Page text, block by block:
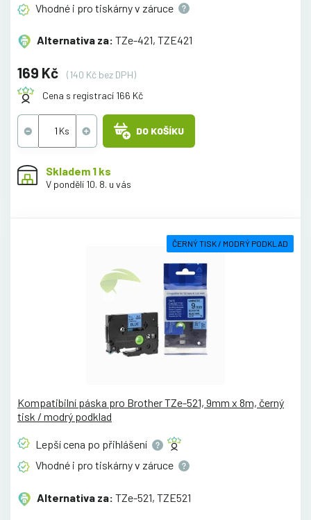
Vhodné i pro tiskárny v záruce
Alternativa za: TZe-421, TZE421
169 Kč
(140 Kč bez DPH)
Cena s registrací 166 Kč
DO KOŠÍKU
Skladem 1 ks
V pondělí 10. 8. u vás
ČERNÝ TISK / MODRÝ PODKLAD
Kompatibilní páska pro Brother TZe-521, 9mm x 8m, černý
tisk / modrý podklad
Lepší cena po přihlášení
Vhodné i pro tiskárny v záruce
Alternativa za: TZe-521, TZE521